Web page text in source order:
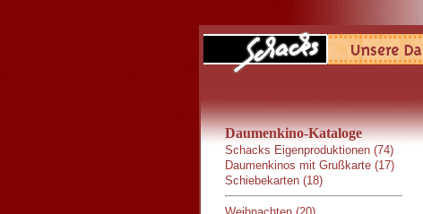
Daumenkino-Kataloge
Schacks Eigenproduktionen (74)
Daumenkinos mit Grußkarte (17)
Schiebekarten (18)